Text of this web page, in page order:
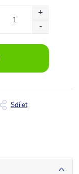
Sdílet